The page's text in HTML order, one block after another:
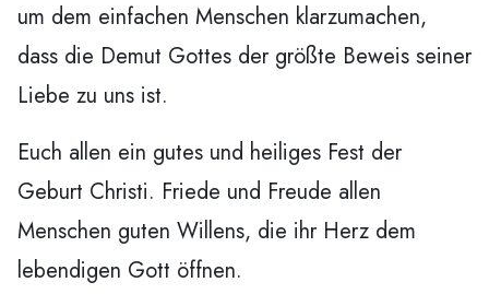
um dem einfachen Menschen klarzumachen,
dass die Demut Gottes der größte Beweis seiner
Liebe zu uns ist.
Euch allen ein gutes und heiliges Fest der
Geburt Christi. Friede und Freude allen
Menschen guten Willens, die ihr Herz dem
lebendigen Gott öffnen.